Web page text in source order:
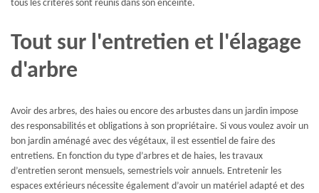
tous les critères sont réunis dans son enceinte.
Tout sur l'entretien et l'élagage
d'arbre
Avoir des arbres, des haies ou encore des arbustes dans un jardin impose
des responsabilités et obligations à son propriétaire. Si vous voulez avoir un
bon jardin aménagé avec des végétaux, il est essentiel de faire des
entretiens. En fonction du type d’arbres et de haies, les travaux
d’entretien seront mensuels, semestriels voir annuels. Entretenir les
espaces extérieurs nécessite également d’avoir un matériel adapté et des